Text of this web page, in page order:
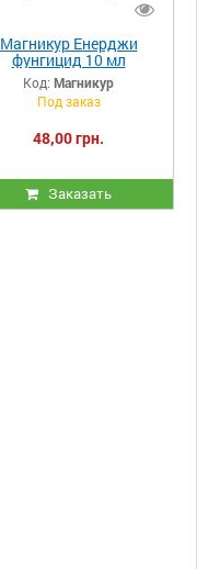
Магникур Енерджи
фунгицид 10 мл
Код: Магникур
Под заказ
48,00 грн.
Заказать